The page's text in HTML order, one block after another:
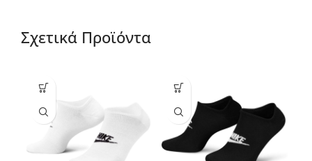
Σχετικά Προϊόντα